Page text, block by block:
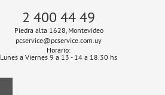
2 400 44 49
Piedra alta 1628, Montevideo
pcservice@pcservice.com.uy
Horario:
Lunes a Viernes 9 a 13 - 14 a 18.30 hs